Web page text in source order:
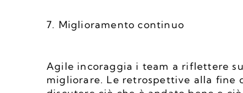
7. Miglioramento continuo
Agile incoraggia i team a riflettere
migliorare. Le retrospettive alla